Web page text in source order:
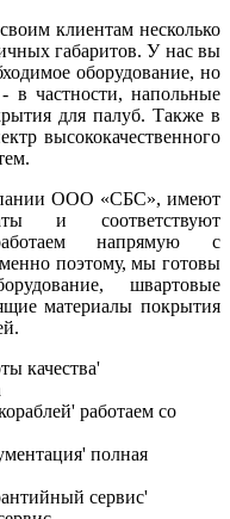
клиентам несколько
габаритов. У нас вы
оборудование, но
в частности, напольные
для палуб. Также в
высококачественного
ООО «СБС», имеют
и соответствуют
напрямую с
поэтому, мы готовы
швартовые
материалы покрытия
работаем со
полная